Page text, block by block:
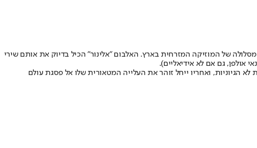
של המוזיקה המזרחית בארץ. האלבום "אלינור" הכיל בדיוק את אותם שירי
אולפן, גם אם לא אידיאליים).
הגיוניות, ואחריו ייחל זוהר את העלייה המטאורית שלו אל פסגת עולם